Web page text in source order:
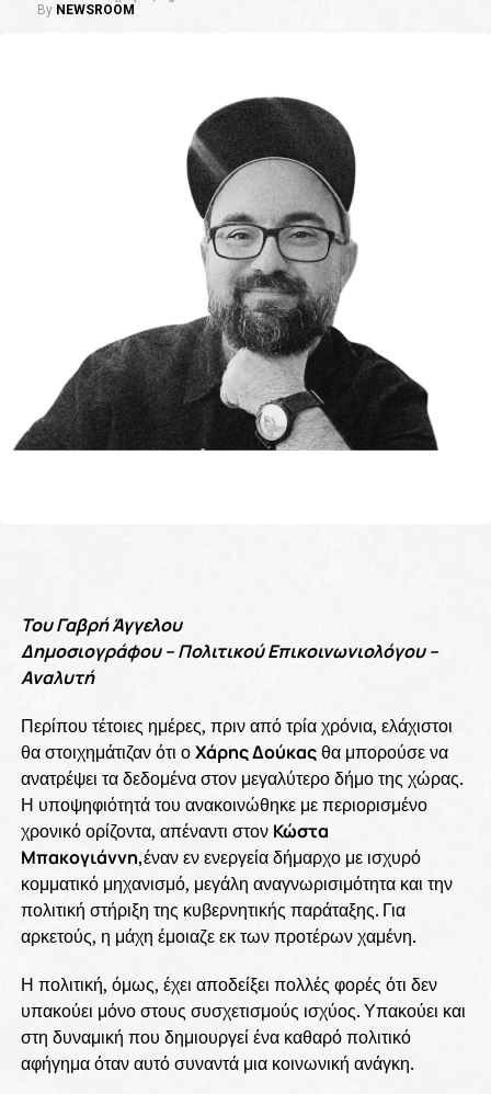
By NEWSROOM
Του Γαβρή Άγγελου
Δημοσιογράφου – Πολιτικού Επικοινωνιολόγου –
Αναλυτή
Περίπου τέτοιες ημέρες, πριν από τρία χρόνια, ελάχιστοι
θα στοιχημάτιζαν ότι οΧάρης Δούκαςθα μπορούσε να
ανατρέψει τα δεδομένα στον μεγαλύτερο δήμο της χώρας.
Η υποψηφιότητά του ανακοινώθηκε με περιορισμένο
χρονικό ορίζοντα, απέναντι στον Κώστα
Μπακογιάννη,έναν εν ενεργεία δήμαρχο με ισχυρό
κομματικό μηχανισμό, μεγάλη αναγνωρισιμότητα και την
πολιτική στήριξη της κυβερνητικής παράταξης. Για
αρκετούς, η μάχη έμοιαζε εκ των προτέρων χαμένη.
Η πολιτική, όμως, έχει αποδείξει πολλές φορές ότι δεν
υπακούει μόνο στους συσχετισμούς ισχύος. Υπακούει και
στη δυναμική που δημιουργεί ένα καθαρό πολιτικό
αφήγημα όταν αυτό συναντά μια κοινωνική ανάγκη.